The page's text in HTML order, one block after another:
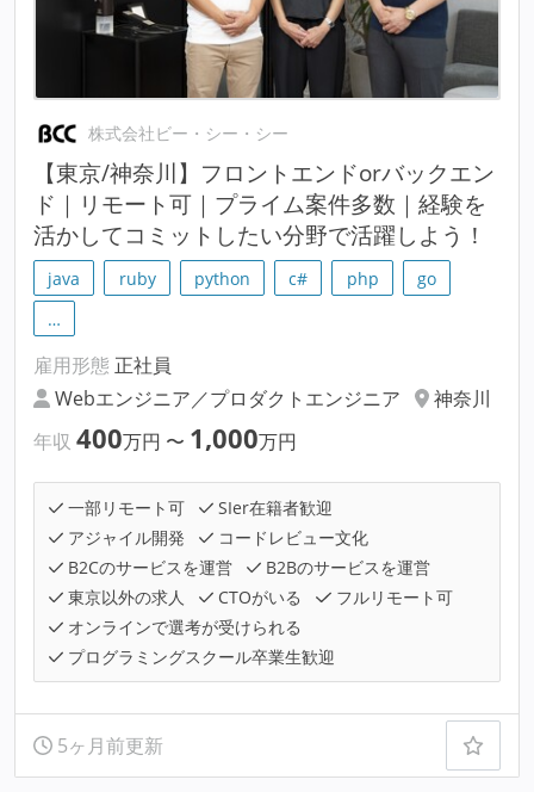
株式会社ビー・シー・シー
【東京/神奈川】フロントエンドorバックエン
ド｜リモート可｜プライム案件多数｜経験を
活かしてコミットしたい分野で活躍しよう！
java ruby python c# php
go
…
雇用形態 正社員
Webエンジニア／プロダクトエンジニア
神奈川
年収 400万円 〜 1,000万円
一部リモート可
SIer在籍者歓迎
アジャイル開発
コードレビュー文化
B2Cのサービスを運営
B2Bのサービスを運営
東京以外の求人
CTOがいる
フルリモート可
オンラインで選考が受けられる
プログラミングスクール卒業生歓迎
5ヶ月前更新